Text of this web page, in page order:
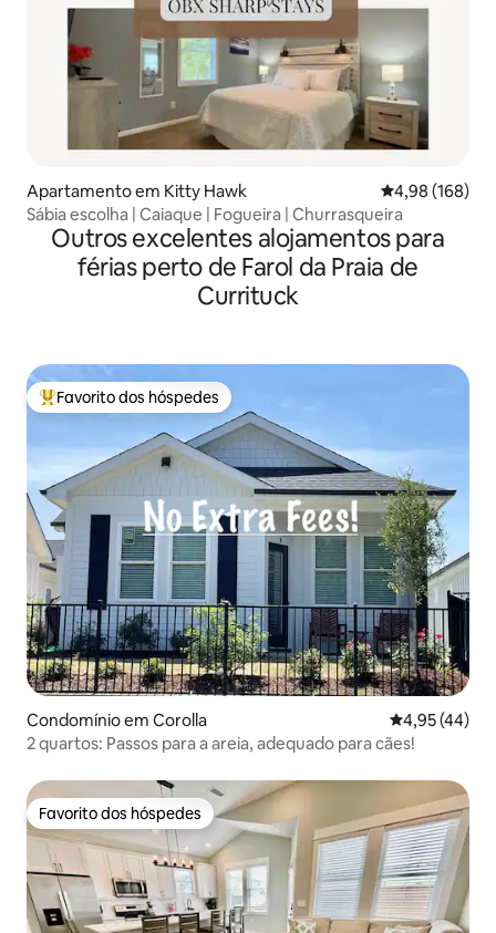
Apartamento em Kitty Hawk Classificação
4,98 (168)
Sábia escolha | Caiaque | Fogueira | Churrasqueira
Outros excelentes alojamentos para
férias perto de Farol da Praia de
Currituck
Favoritos dos hóspedes mais apreciados
Favorito dos hóspedes
Condomínio em Corolla Classificação
4,95 (44)
2 quartos: Passos para a areia, adequado para cães!
Favorito dos hóspedes
Favorito dos hóspedes